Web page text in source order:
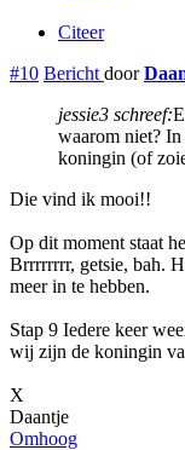
Citeer
#10 Bericht door
jessie3 schreef:
waarom niet?
koningin (of
Die vind ik mooi!!
Op dit moment staat
Brrrrrrrr, getsie, bah.
meer in te hebben.
Stap 9 Iedere keer
wij zijn de koningin
X
Daantje
Omhoog